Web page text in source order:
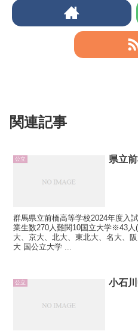
関連記事
公立 県立
群馬県立前橋高等学校2024年度入
業生数270人難関10国立大学※43
大、京大、北大、東北大、名大、
大 国公立大学 ...
公立 小石